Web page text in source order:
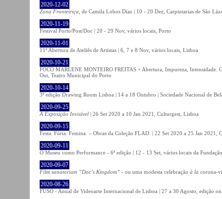
2020-12-02
Zona Fronteiriça , de Camila Lobos Díaz | 10 - 20 Dez, Carpintarias de São
2020-11-19
Festival Porto/Post/Doc | 20 - 29 Nov, vários locais, Porto
2020-11-01
11ª Abertura de Ateliês de Artistas | 6, 7 e 8 Nov, vários locais, Lisboa
2020-10-21
FOCO MARLENE MONTEIRO FREITAS + Abertura, Impureza, Intensidade.
Out, Teatro Municipal do Porto
2020-10-14
3ª edição Drawing Room Lisboa | 14 a 18 Outubro | Sociedade Nacional de
2020-09-25
A Exposição Invisível | 26 Set 2020 a 10 Jan 2021, Culturgest, Lisboa
2020-09-15
Festa. Fúria. Femina. – Obras da Coleção FLAD. | 22 Set 2020 a 25 Jan
2020-09-11
O Museu como Performance - 6ª edição | 12 - 13 Set, vários locais da
2020-09-07
Film sanatorium “Doc’s Kingdom” - ou uma modesta celebração à la corona-
2020-08-26
FUSO - Anual de Videoarte Internacional de Lisboa | 27 a 30 Agosto, edição